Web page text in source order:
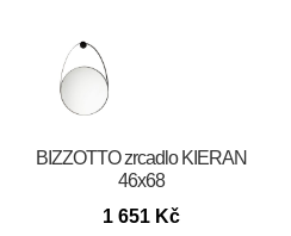
BIZZOTTO zrcadlo KIERAN
46x68
1 651 Kč